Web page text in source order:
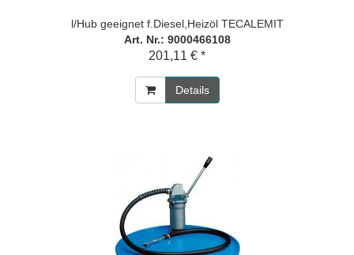
l/Hub geeignet f.Diesel,Heizöl TECALEMIT
Art. Nr.: 9000466108
201,11 € *
Details